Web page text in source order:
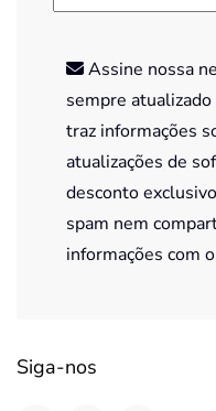
Assine nossa
sempre
traz informações
atualizações de
desconto
spam nem
informações com
Siga-nos